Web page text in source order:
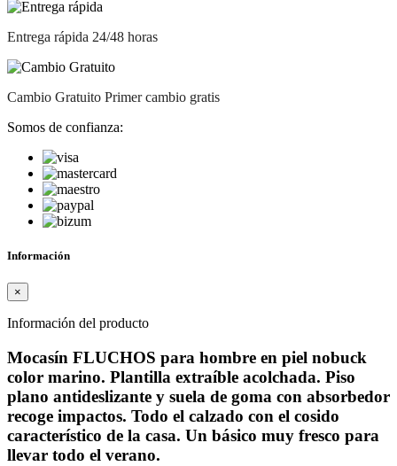
Entrega rápida 24/48 horas
Cambio Gratuito Primer cambio gratis
Somos de confianza:
Información
×
Información del producto
Mocasín FLUCHOS para hombre en piel nobuck
color marino. Plantilla extraíble acolchada. Piso
plano antideslizante y suela de goma con absorbedor
recoge impactos. Todo el calzado con el cosido
característico de la casa. Un básico muy fresco para
llevar todo el verano.